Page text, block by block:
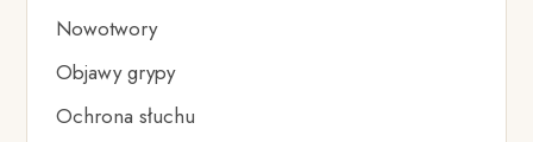
Nowotwory
Objawy grypy
Ochrona słuchu